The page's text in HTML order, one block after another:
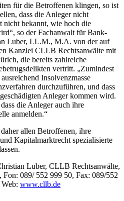
für die Betroffenen klingen, so ist
dass die Anleger nicht
nicht bekannt, wie hoch die
so der Fachanwalt für Bank-
Luber, LL.M., M.A. von der auf
Kanzlei CLLB Rechtsanwälte mit
die bereits zahlreiche
vertritt. „Zumindest
Insolvenzmasse
durchzuführen, und dass
Anleger kommen wird.
die Anleger auch ihre
anmelden.“
allen Betroffenen, ihre
Kapitalmarktrecht spezialisierte
Luber, CLLB Rechtsanwälte,
089/ 552 999 50, Fax: 089/552
Web: www.cllb.de